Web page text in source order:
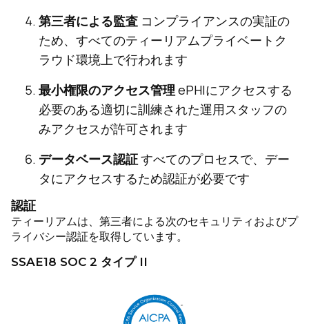
第三者による監査 コンプライアンスの実証の
ため、すべてのティーリアムプライベートク
ラウド環境上で行われます
最小権限のアクセス管理 ePHIにアクセスする
必要のある適切に訓練された運用スタッフの
みアクセスが許可されます
データベース認証すべてのプロセスで、デー
タにアクセスするため認証が必要です
認証
ティーリアムは、第三者による次のセキュリティおよびプ
ライバシー認証を取得しています。
SSAE18 SOC 2 タイプ II